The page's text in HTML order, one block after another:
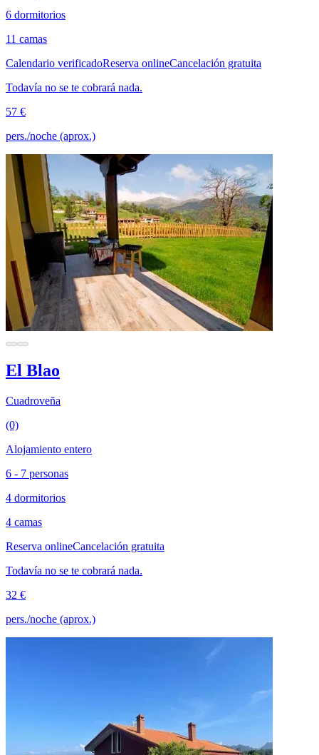
6 dormitorios
11 camas
Calendario verificadoReserva onlineCancelación gratuita
Todavía no se te cobrará nada.
57 €
pers./noche (aprox.)
El Blao
Cuadroveña
(0)
Alojamiento entero
6 - 7 personas
4 dormitorios
4 camas
Reserva onlineCancelación gratuita
Todavía no se te cobrará nada.
32 €
pers./noche (aprox.)